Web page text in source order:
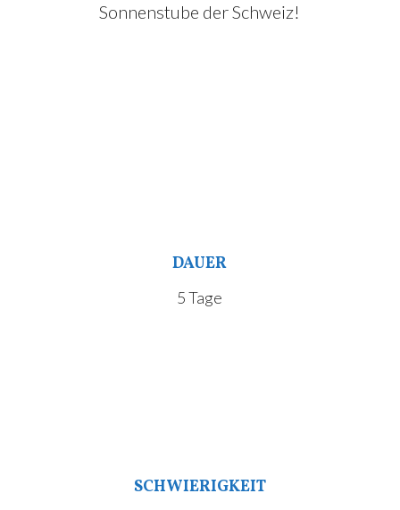
Sonnenstube der Schweiz!
DAUER
5 Tage
SCHWIERIGKEIT